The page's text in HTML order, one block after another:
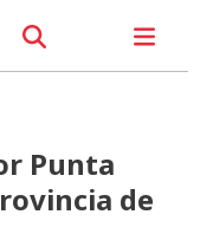
Punta
de